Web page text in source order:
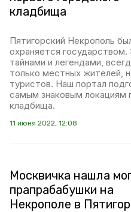
кладбища
Пятигорский Некрополь
охраняется
тайнами и легендами,
только местных жителей,
туристов. Наш портал
самым знаковым локациям
кладбища.
11 июня 2022, 12:08
Москвичка нашла
прапрабабушки на
Некрополе в